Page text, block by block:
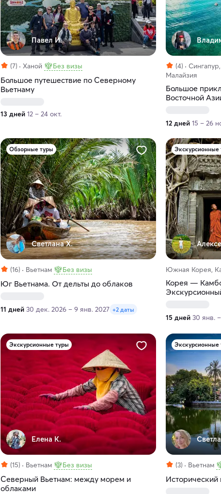
Павел И.
(7) Ханой Без визы
Большое путешествие по Северному
Вьетнаму
13 дней 12 – 24 окт.
(4)
Малайзия
Большое
Восточной
12 дней 15 – 26
Обзорные туры
Светлана Х.
(16) Вьетнам Без визы
Юг Вьетнама. От дельты до облаков
11 дней 30 дек. 2026 – 9 янв. 2027 +2 даты
Экскурсионные
Южная Корея,
Корея —
15 дней 30 янв.
Экскурсионные туры
Елена К.
(15) Вьетнам Без визы
Северный Вьетнам: между морем и
облаками
Экскурсионные
(3) Вьетнам